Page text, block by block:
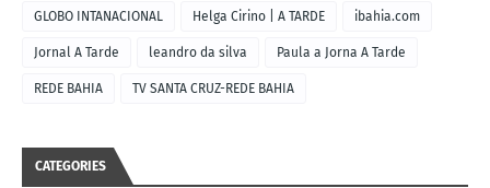
GLOBO INTANACIONAL Helga Cirino | A TARDE ibahia.com
Jornal A Tarde leandro da silva Paula a Jorna A Tarde
REDE BAHIA TV SANTA CRUZ-REDE BAHIA
CATEGORIES